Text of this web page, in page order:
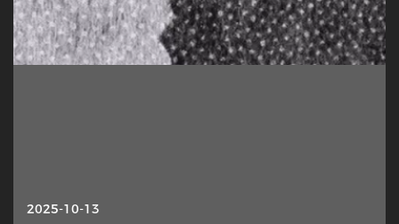
2025-10-13